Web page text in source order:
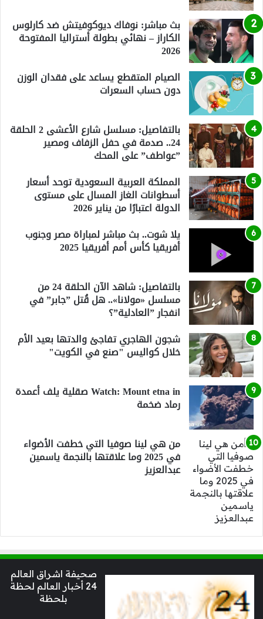
بث مباشر: نوفاك ديوكوفيتش ضد كارلوس
الكاراز – نهائي بطولة أستراليا المفتوحة
2026
الصيام المتقطع يساعد على فقدان الوزن
دون حساب السعرات
بالتفاصيل: مسلسل شارع الأعشى 2 الحلقة
24.. صدمة في حفل الزفاف ومصير
”عواطف” على المحك
المملكة العربية السعودية توحد أسعار
أسطوانات الغاز المسال على مستوى
الدولة اعتبارًا من يناير 2026
يلا شوت.. بث مباشر لمباراة مصر وجنوب
أفريقيا كأس أمم أفريقيا 2025
بالتفاصيل: شاهد الآن الحلقة 24 من
مسلسل «مولانا».. هل قُتل ”جابر” في
انفجار ”العادلية”؟
شجون الهاجري تفاجئ والدتها بعيد الأم
خلال كواليس "صنع في الكويت"
Watch: Mount etna in صقلية يلف أعمدة
رماد ضخمة
من هي لينا صوفيا التي خطفت الأضواء
في 2025 وما علاقتها بالنجمة ياسمين
عبدالعزيز
صحيفة اشراق العالم
24 أخبار العالم لحظة
بلحظة